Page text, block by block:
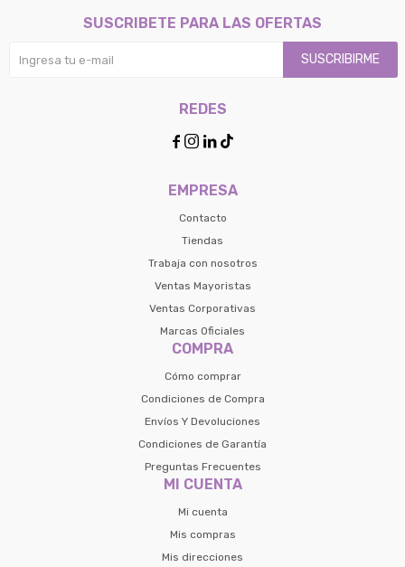
EMPRESA
Contacto
Tiendas
Trabaja con nosotros
Ventas Mayoristas
Ventas Corporativas
Marcas Oficiales
COMPRA
Cómo comprar
Condiciones de Compra
Envíos Y Devoluciones
Condiciones de Garantía
Preguntas Frecuentes
MI CUENTA
Mi cuenta
Mis compras
Mis direcciones
SUSCRIBETE PARA LAS OFERTAS
SUSCRIBIRME
REDES
   